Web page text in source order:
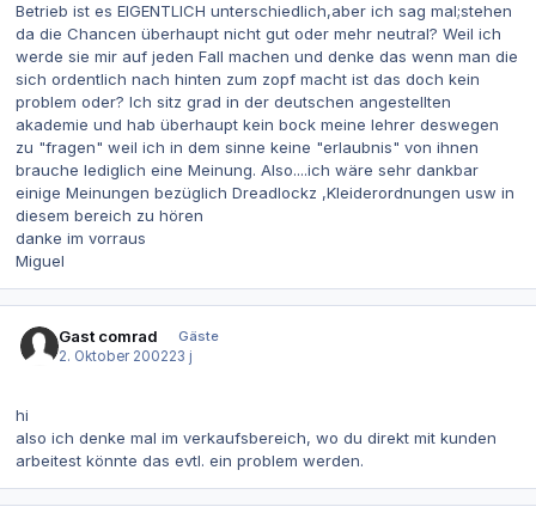
Betrieb ist es EIGENTLICH unterschiedlich,aber ich sag mal;stehen
da die Chancen überhaupt nicht gut oder mehr neutral? Weil ich
werde sie mir auf jeden Fall machen und denke das wenn man die
sich ordentlich nach hinten zum zopf macht ist das doch kein
problem oder? Ich sitz grad in der deutschen angestellten
akademie und hab überhaupt kein bock meine lehrer deswegen
zu "fragen" weil ich in dem sinne keine "erlaubnis" von ihnen
brauche lediglich eine Meinung. Also....ich wäre sehr dankbar
einige Meinungen bezüglich Dreadlockz ,Kleiderordnungen usw in
diesem bereich zu hören
danke im vorraus
Miguel
Gast comrad
Gäste
2. Oktober 200223 j
hi
also ich denke mal im verkaufsbereich, wo du direkt mit kunden
arbeitest könnte das evtl. ein problem werden.